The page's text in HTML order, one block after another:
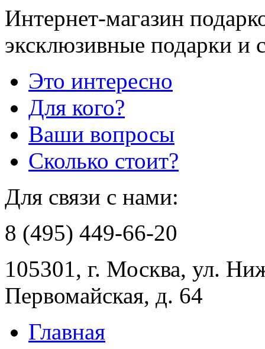
Интернет-магазин
эксклюзивные подарки и
Это интересно
Для кого?
Ваши вопросы
Сколько стоит?
Для связи с нами:
8 (495) 449-66-20
105301, г. Москва, ул.
Первомайская, д. 64
Главная